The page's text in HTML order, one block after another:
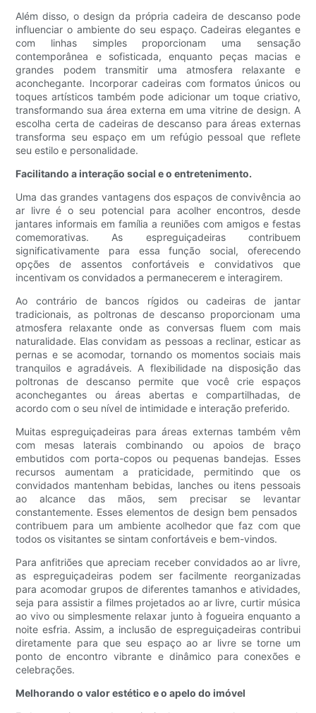
Além disso, o design da própria cadeira de descanso pode
influenciar o ambiente do seu espaço. Cadeiras elegantes e
com linhas simples proporcionam uma sensação
contemporânea e sofisticada, enquanto peças macias e
grandes podem transmitir uma atmosfera relaxante e
aconchegante. Incorporar cadeiras com formatos únicos ou
toques artísticos também pode adicionar um toque criativo,
transformando sua área externa em uma vitrine de design. A
escolha certa de cadeiras de descanso para áreas externas
transforma seu espaço em um refúgio pessoal que reflete
seu estilo e personalidade.
Facilitando a interação social e o entretenimento.
Uma das grandes vantagens dos espaços de convivência ao
ar livre é o seu potencial para acolher encontros, desde
jantares informais em família a reuniões com amigos e festas
comemorativas. As espreguiçadeiras contribuem
significativamente para essa função social, oferecendo
opções de assentos confortáveis ​​e convidativos que
incentivam os convidados a permanecerem e interagirem.
Ao contrário de bancos rígidos ou cadeiras de jantar
tradicionais, as poltronas de descanso proporcionam uma
atmosfera relaxante onde as conversas fluem com mais
naturalidade. Elas convidam as pessoas a reclinar, esticar as
pernas e se acomodar, tornando os momentos sociais mais
tranquilos e agradáveis. A flexibilidade na disposição das
poltronas de descanso permite que você crie espaços
aconchegantes ou áreas abertas e compartilhadas, de
acordo com o seu nível de intimidade e interação preferido.
Muitas espreguiçadeiras para áreas externas também vêm
com mesas laterais combinando ou apoios de braço
embutidos com porta-copos ou pequenas bandejas. Esses
recursos aumentam a praticidade, permitindo que os
convidados mantenham bebidas, lanches ou itens pessoais
ao alcance das mãos, sem precisar se levantar
constantemente. Esses elementos de design bem pensados ​​
contribuem para um ambiente acolhedor que faz com que
todos os visitantes se sintam confortáveis ​​e bem-vindos.
Para anfitriões que apreciam receber convidados ao ar livre,
as espreguiçadeiras podem ser facilmente reorganizadas
para acomodar grupos de diferentes tamanhos e atividades,
seja para assistir a filmes projetados ao ar livre, curtir música
ao vivo ou simplesmente relaxar junto à fogueira enquanto a
noite esfria. Assim, a inclusão de espreguiçadeiras contribui
diretamente para que seu espaço ao ar livre se torne um
ponto de encontro vibrante e dinâmico para conexões e
celebrações.
Melhorando o valor estético e o apelo do imóvel